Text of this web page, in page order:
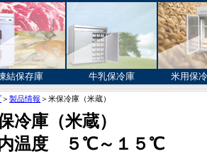
結保存庫 牛乳保冷庫 米用保
＞製品情報 ＞米保冷庫（米蔵）
冷庫（米蔵）
温度 ５℃～１５℃